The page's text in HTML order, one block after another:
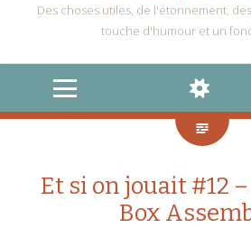
Des choses utiles, de l'étonnement,
touche d'humour et un
MENU
WIDGETS
RECHERCHE
Et si on jouait #12
Box